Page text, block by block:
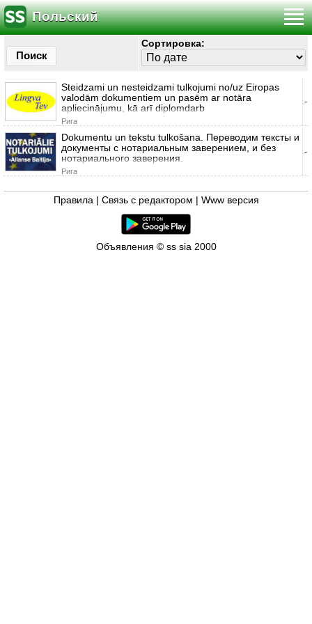
Польский
Поиск
Сортировка:
Steidzami un nesteidzami tulkojumi no/uz Eiropas
valodām dokumentiem un pasēm ar notāra
apliecinājumu, kā arī diplomdarb
Рига
-
Dokumentu un tekstu tulkošana. Переводим тексты и
документы с нотариальным заверением, и без
нотариального заверения.
Рига
-
Правила Связь с редактором Www версия
Объявления © ss sia 2000